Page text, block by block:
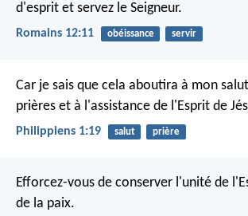
d'esprit et servez le Seigneur.
Romains 12:11 obéissance servir
Car je sais que cela aboutira à mon
prières et à l'assistance de l'Esprit de
Philippiens 1:19 salut prière
Efforcez-vous de conserver l'unité de
de la paix.